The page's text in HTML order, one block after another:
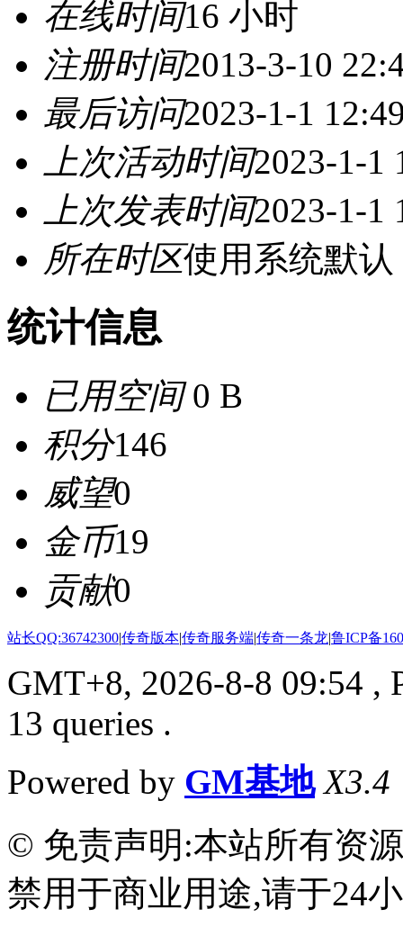
在线时间16 小时
注册时间2013-3-10
最后访问2023-1-1
上次活动时间2023-1-1
上次发表时间2023-1-1
所在时区使用系统默认
统计信息
已用空间0 B
积分146
威望0
金币19
贡献0
站长QQ:36742300|传奇版本|传奇服务端|传奇一条龙|鲁ICP备
GMT+8, 2026-8-8 09:54 ,
13 queries .
Powered by GM基地 X3.4
© 免责声明:本站所有资
禁用于商业用途,请于24